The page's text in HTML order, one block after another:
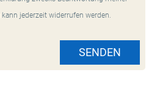
jederzeit widerrufen werden.
SENDEN